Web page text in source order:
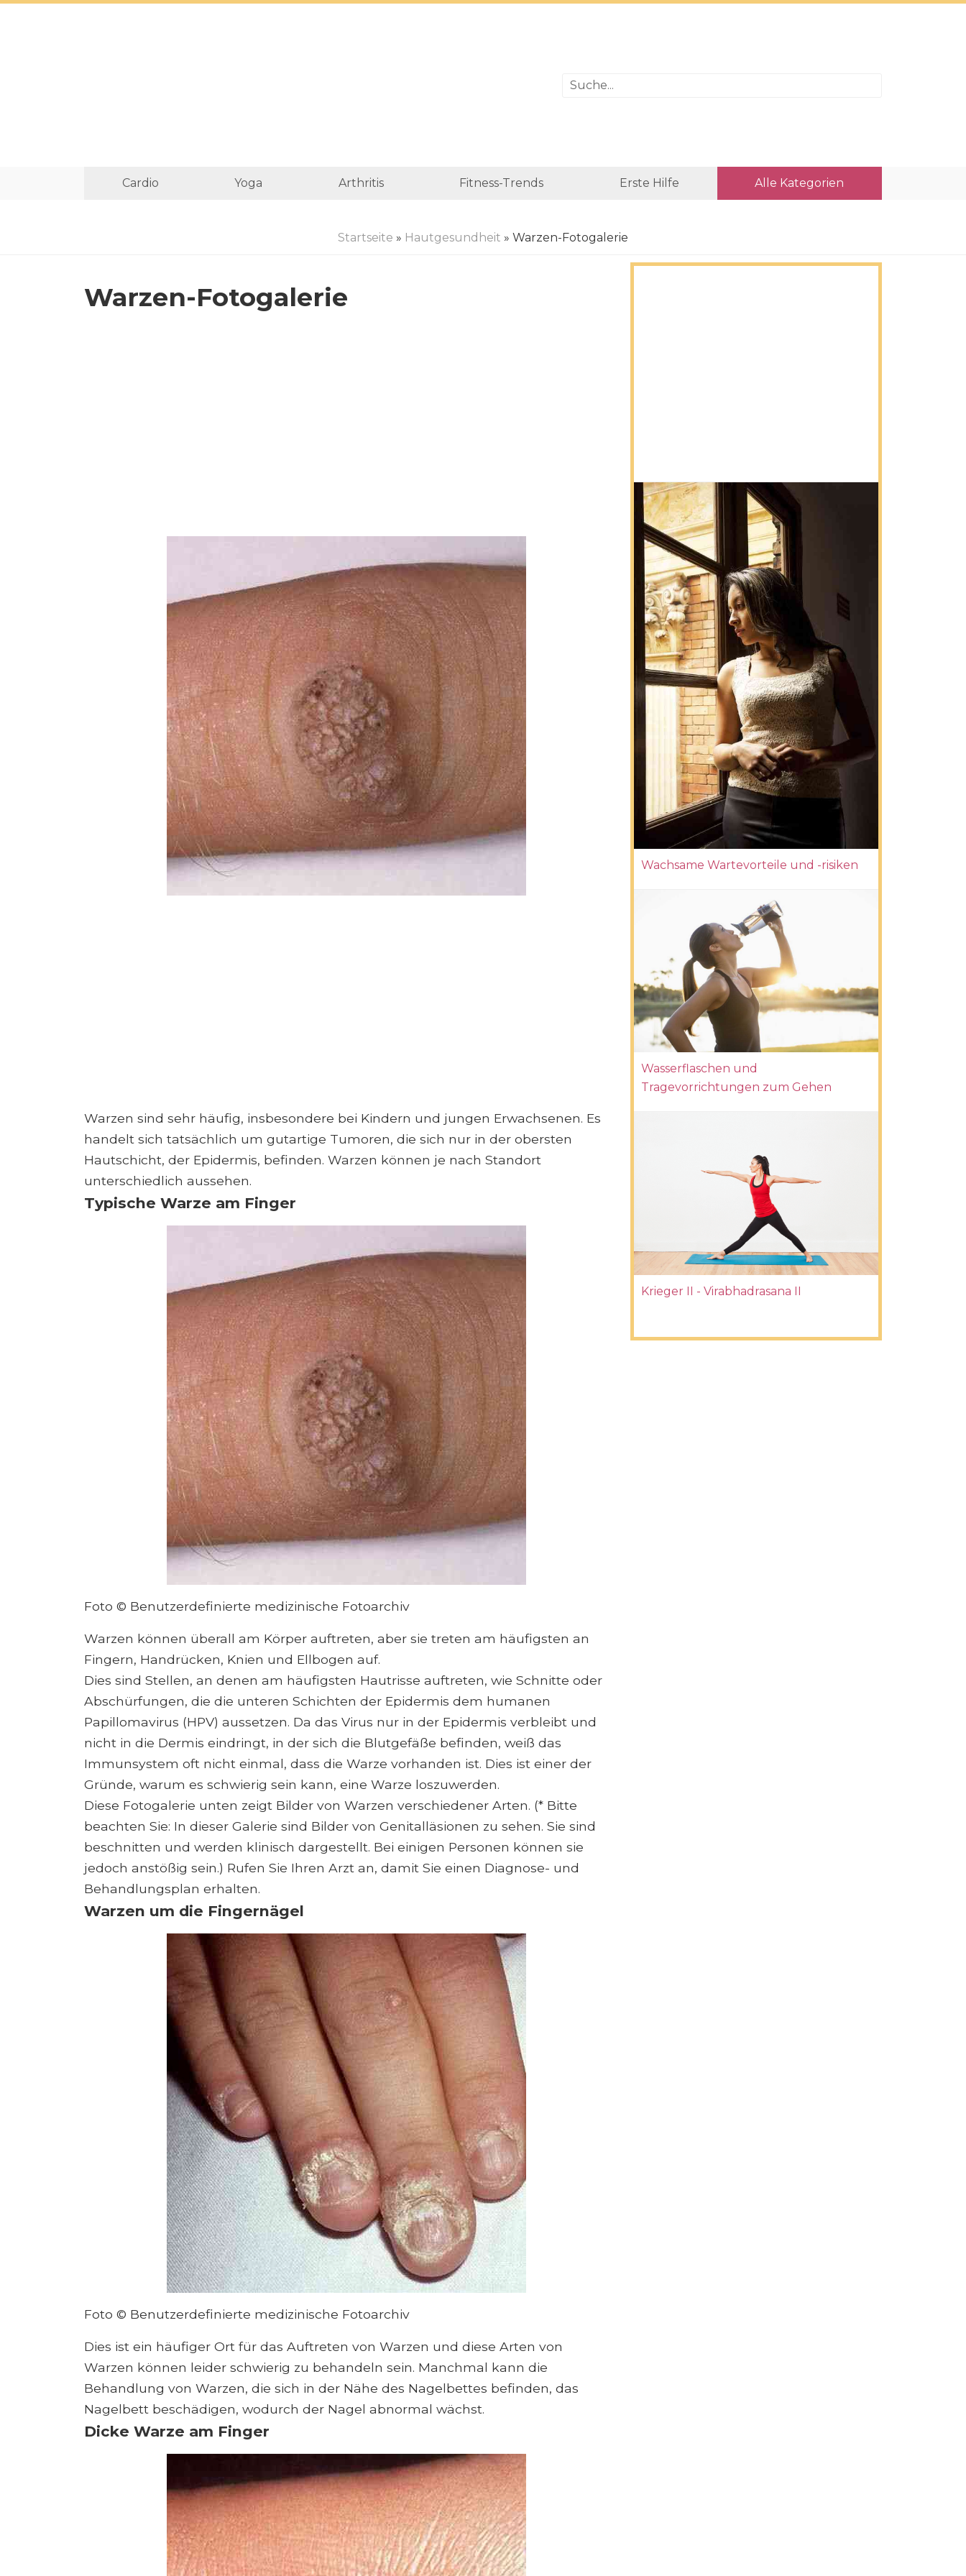
Cardio Yoga Arthritis Fitness-Trends Erste Hilfe Alle Kategorien
Startseite » Hautgesundheit » Warzen-Fotogalerie
Warzen-Fotogalerie
Warzen sind sehr häufig, insbesondere bei Kindern und jungen Erwachsenen. Es
handelt sich tatsächlich um gutartige Tumoren, die sich nur in der obersten
Hautschicht, der Epidermis, befinden. Warzen können je nach Standort
unterschiedlich aussehen.
Typische Warze am Finger
Foto © Benutzerdefinierte medizinische Fotoarchiv
Warzen können überall am Körper auftreten, aber sie treten am häufigsten an
Fingern, Handrücken, Knien und Ellbogen auf.
Dies sind Stellen, an denen am häufigsten Hautrisse auftreten, wie Schnitte oder
Abschürfungen, die die unteren Schichten der Epidermis dem humanen
Papillomavirus (HPV) aussetzen. Da das Virus nur in der Epidermis verbleibt und
nicht in die Dermis eindringt, in der sich die Blutgefäße befinden, weiß das
Immunsystem oft nicht einmal, dass die Warze vorhanden ist. Dies ist einer der
Gründe, warum es schwierig sein kann, eine Warze loszuwerden.
Diese Fotogalerie unten zeigt Bilder von Warzen verschiedener Arten. (* Bitte
beachten Sie: In dieser Galerie sind Bilder von Genitalläsionen zu sehen. Sie sind
beschnitten und werden klinisch dargestellt. Bei einigen Personen können sie
jedoch anstößig sein.) Rufen Sie Ihren Arzt an, damit Sie einen Diagnose- und
Behandlungsplan erhalten.
Warzen um die Fingernägel
Foto © Benutzerdefinierte medizinische Fotoarchiv
Dies ist ein häufiger Ort für das Auftreten von Warzen und diese Arten von
Warzen können leider schwierig zu behandeln sein. Manchmal kann die
Behandlung von Warzen, die sich in der Nähe des Nagelbettes befinden, das
Nagelbett beschädigen, wodurch der Nagel abnormal wächst.
Dicke Warze am Finger
Wachsame Wartevorteile und -risiken
Wasserflaschen und
Tragevorrichtungen zum Gehen
Krieger II - Virabhadrasana II